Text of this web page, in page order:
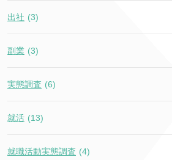
出社 (3)
副業 (3)
実態調査 (6)
就活 (13)
就職活動実態調査 (4)